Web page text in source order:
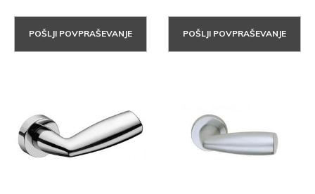
POŠLJI POVPRAŠEVANJE POŠLJI POVPRAŠEVANJE